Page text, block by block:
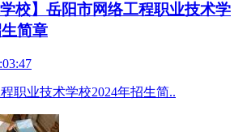
学校】岳阳市网络工程职业技术学
简章
职业技术学校2024年招生简..